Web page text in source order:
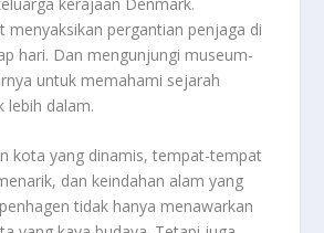
menyaksikan pergantian penjaga di
hari. Dan mengunjungi museum-
untuk memahami sejarah
lebih dalam.
kota yang dinamis, tempat-tempat
dan keindahan alam yang
tidak hanya menawarkan